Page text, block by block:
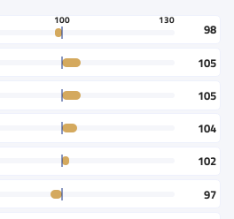
100 130
98
105
105
104
102
97